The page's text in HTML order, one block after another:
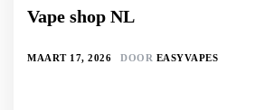
Vape shop NL
MAART 17, 2026 DOOR EASYVAPES